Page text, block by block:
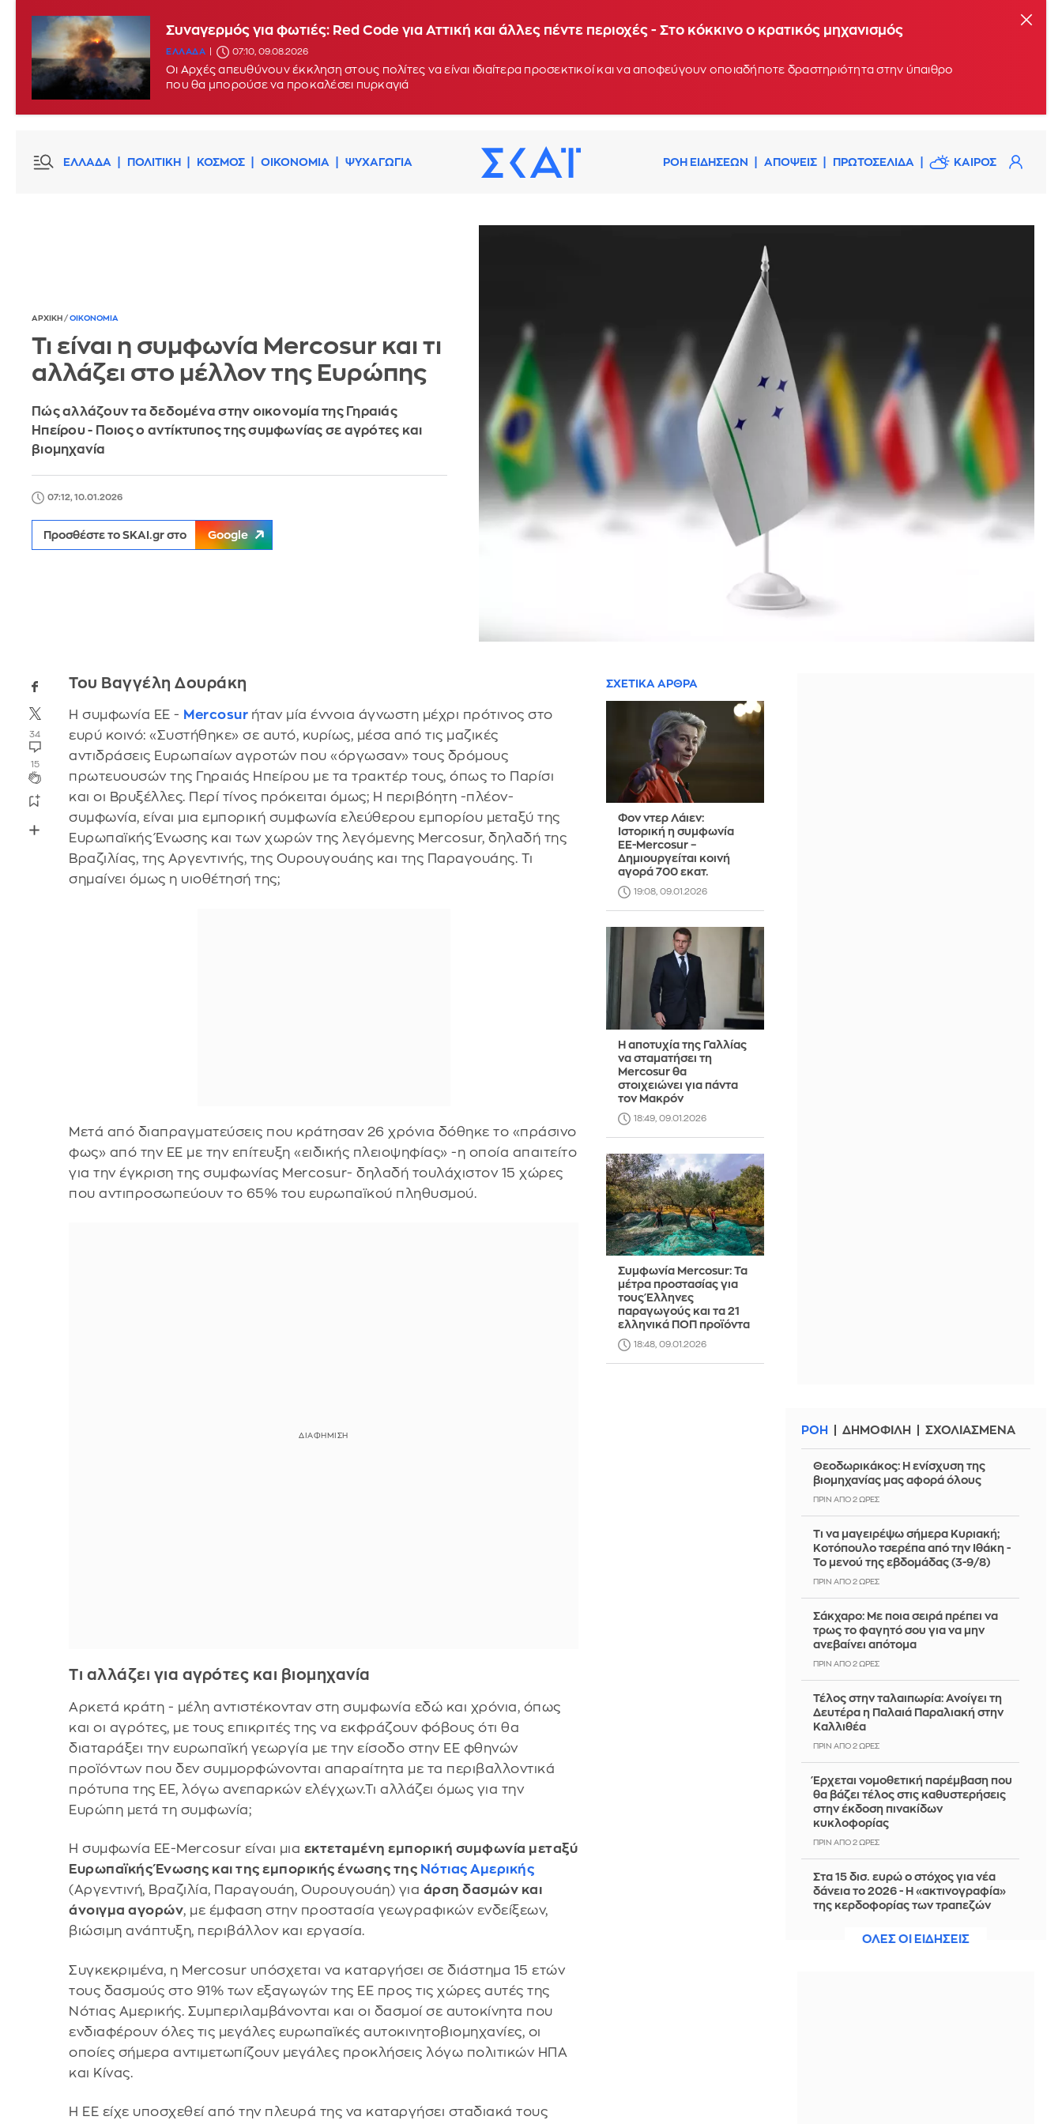
Συναγερμός για φωτιές: Red Code για Αττική και άλλες πέντε περιοχές - Στο κόκκινο ο κρατικός μηχανισμός
ΕΛΛΑΔΑ 07:10, 09.08.2026
Οι Αρχές απευθύνουν έκκληση στους πολίτες να είναι ιδιαίτερα προσεκτικοί και να αποφεύγουν οποιαδήποτε δραστηριότητα στην ύπαιθρο
που θα μπορούσε να προκαλέσει πυρκαγιά
ΕΛΛΑΔΑ ΠΟΛΙΤΙΚΗ ΚΟΣΜΟΣ ΟΙΚΟΝΟΜΙΑ ΨΥΧΑΓΩΓΙΑ ΡΟΗ ΕΙΔΗΣΕΩΝ ΑΠΟΨΕΙΣ ΠΡΩΤΟΣΕΛΙΔΑ ΚΑΙΡΟΣ
ΑΡΧΙΚΗ / ΟΙΚΟΝΟΜΙΑ
Τι είναι η συμφωνία Mercosur και τι
αλλάζει στο μέλλον της Ευρώπης
Πώς αλλάζουν τα δεδομένα στην οικονομία της Γηραιάς
Ηπείρου - Ποιος ο αντίκτυπος της συμφωνίας σε αγρότες και
βιομηχανία
07:12, 10.01.2026
Προσθέστε το SKAI.gr στο Google
34
15
Του Βαγγέλη Δουράκη
Η συμφωνία ΕΕ - Mercosur ήταν μία έννοια άγνωστη μέχρι πρότινος στο
ευρύ κοινό: «Συστήθηκε» σε αυτό, κυρίως, μέσα από τις μαζικές
αντιδράσεις Ευρωπαίων αγροτών που «όργωσαν» τους δρόμους
πρωτευουσών της Γηραιάς Ηπείρου με τα τρακτέρ τους, όπως το Παρίσι
και οι Βρυξέλλες. Περί τίνος πρόκειται όμως; Η περιβόητη -πλέον-
συμφωνία, είναι μια εμπορική συμφωνία ελεύθερου εμπορίου μεταξύ της
Ευρωπαϊκής Ένωσης και των χωρών της λεγόμενης Mercosur, δηλαδή της
Βραζιλίας, της Αργεντινής, της Ουρουγουάης και της Παραγουάης. Τι
σημαίνει όμως η υιοθέτησή της;
Μετά από διαπραγματεύσεις που κράτησαν 26 χρόνια δόθηκε το «πράσινο
φως» από την ΕΕ με την επίτευξη «ειδικής πλειοψηφίας» -η οποία απαιτείτο
για την έγκριση της συμφωνίας Mercosur- δηλαδή τουλάχιστον 15 χώρες
που αντιπροσωπεύουν το 65% του ευρωπαϊκού πληθυσμού.
Τι αλλάζει για αγρότες και βιομηχανία
Αρκετά κράτη - μέλη αντιστέκονταν στη συμφωνία εδώ και χρόνια, όπως
και οι αγρότες, με τους επικριτές της να εκφράζουν φόβους ότι θα
διαταράξει την ευρωπαϊκή γεωργία με την είσοδο στην ΕΕ φθηνών
προϊόντων που δεν συμμορφώνονται απαραίτητα με τα περιβαλλοντικά
πρότυπα της ΕΕ, λόγω ανεπαρκών ελέγχων.Τι αλλάζει όμως για την
Ευρώπη μετά τη συμφωνία;
Η συμφωνία ΕΕ-Mercosur είναι μια εκτεταμένη εμπορική συμφωνία μεταξύ
Ευρωπαϊκής Ένωσης και της εμπορικής ένωσης της Νότιας Αμερικής
(Αργεντινή, Βραζιλία, Παραγουάη, Ουρουγουάη) για άρση δασμών και
άνοιγμα αγορών, με έμφαση στην προστασία γεωγραφικών ενδείξεων,
βιώσιμη ανάπτυξη, περιβάλλον και εργασία.
Συγκεκριμένα, η Mercosur υπόσχεται να καταργήσει σε διάστημα 15 ετών
τους δασμούς στο 91% των εξαγωγών της ΕΕ προς τις χώρες αυτές της
Νότιας Αμερικής. Συμπεριλαμβάνονται και οι δασμοί σε αυτοκίνητα που
ενδιαφέρουν όλες τις μεγάλες ευρωπαϊκές αυτοκινητοβιομηχανίες, οι
οποίες σήμερα αντιμετωπίζουν μεγάλες προκλήσεις λόγω πολιτικών ΗΠΑ
και Κίνας.
Η ΕΕ είχε υποσχεθεί από την πλευρά της να καταργήσει σταδιακά τους
ΣΧΕΤΙΚΑ ΑΡΘΡΑ
Φον ντερ Λάιεν:
Ιστορική η συμφωνία
ΕΕ-Mercosur –
Δημιουργείται κοινή
αγορά 700 εκατ.
19:08, 09.01.2026
Η αποτυχία της Γαλλίας
να σταματήσει τη
Mercosur θα
στοιχειώνει για πάντα
τον Μακρόν
18:49, 09.01.2026
Συμφωνία Mercosur: Τα
μέτρα προστασίας για
τους Έλληνες
παραγωγούς και τα 21
ελληνικά ΠΟΠ προϊόντα
18:48, 09.01.2026
ΡΟΗ ΔΗΜΟΦΙΛΗ ΣΧΟΛΙΑΣΜΕΝΑ
Θεοδωρικάκος: Η ενίσχυση της
βιομηχανίας μας αφορά όλους
ΠΡΙΝ ΑΠΌ 2 ΏΡΕΣ
Τι να μαγειρέψω σήμερα Κυριακή;
Κοτόπουλο τσερέπα από την Ιθάκη -
Το μενού της εβδομάδας (3-9/8)
ΠΡΙΝ ΑΠΌ 2 ΏΡΕΣ
Σάκχαρο: Με ποια σειρά πρέπει να
τρως το φαγητό σου για να μην
ανεβαίνει απότομα
ΠΡΙΝ ΑΠΌ 2 ΏΡΕΣ
Τέλος στην ταλαιπωρία: Ανοίγει τη
Δευτέρα η Παλαιά Παραλιακή στην
Καλλιθέα
ΠΡΙΝ ΑΠΌ 2 ΏΡΕΣ
Έρχεται νομοθετική παρέμβαση που
θα βάζει τέλος στις καθυστερήσεις
στην έκδοση πινακίδων
κυκλοφορίας
ΠΡΙΝ ΑΠΌ 2 ΏΡΕΣ
Στα 15 δισ. ευρώ ο στόχος για νέα
δάνεια το 2026 - Η «ακτινογραφία»
της κερδοφορίας των τραπεζών
ΟΛΕΣ ΟΙ ΕΙΔΗΣΕΙΣ